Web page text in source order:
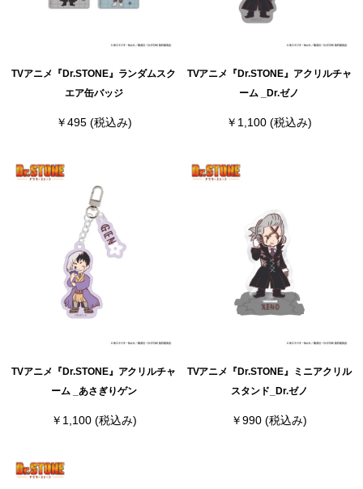
TVアニメ『Dr.STONE』ランダムスク
エア缶バッジ
￥495 (税込み)
TVアニメ『Dr.STONE』アクリルチャ
ーム _Dr.ゼノ
￥1,100(税込み)
TVアニメ『Dr.STONE』アクリルチャ
ーム _あさぎりゲン
￥1,100 (税込み)
TVアニメ『Dr.STONE』ミニアクリル
スタンド_Dr.ゼノ
￥990(税込み)